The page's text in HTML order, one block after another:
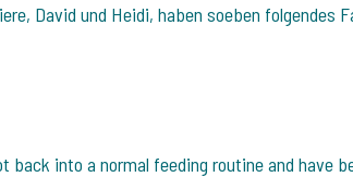
David und Heidi, haben soeben folgendes
back into a normal feeding routine and have